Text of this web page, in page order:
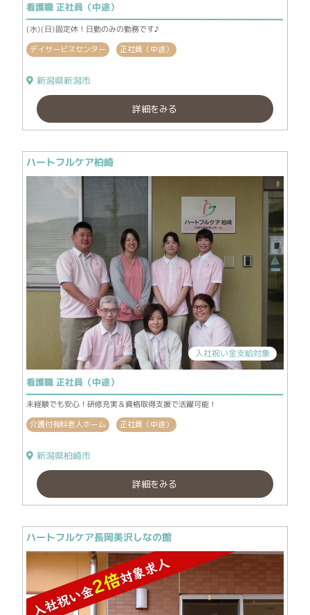
看護職 正社員（中途）
(水)(日)固定休！日勤のみの勤務です♪
デイサービスセンター 正社員（中途）
新潟県新潟市
詳細をみる
ハートフルケア柏崎
入社祝い金支給対象
看護職 正社員（中途）
未経験でも安心！研修充実＆資格取得支援で活躍可能！
介護付有料老人ホーム 正社員（中途）
新潟県柏崎市
詳細をみる
ハートフルケア長岡美沢しなの館